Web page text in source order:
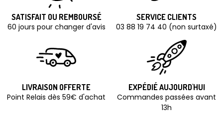
SATISFAIT OU REMBOURSÉ
60 jours pour changer d'avis
SERVICE CLIENTS
03 88 19 74 40 (non surtaxé)
LIVRAISON OFFERTE
Point Relais dès 59€ d'achat
EXPÉDIÉ AUJOURD'HUI
Commandes passées avant
13h